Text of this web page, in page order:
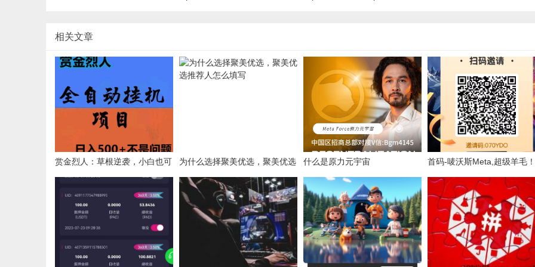
相关文章
赏金烈人：草根逆袭，小白也可
日入500+ 风口项目强势来袭。
为什么选择聚美优选，聚美优选
推荐人怎么填写
什么是原力元宇宙
首码-唛沃斯Meta,超级羊毛
个月轻松撸120以上!简单签